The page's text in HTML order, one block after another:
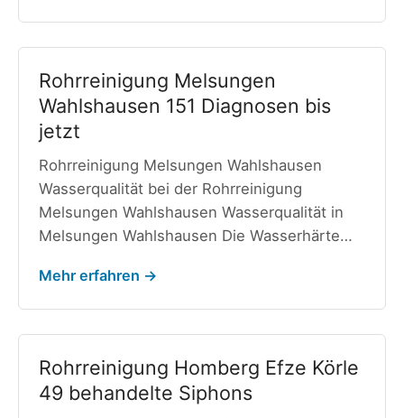
Rohrreinigung Melsungen
Wahlshausen 151 Diagnosen bis
jetzt
Rohrreinigung Melsungen Wahlshausen
Wasserqualität bei der Rohrreinigung
Melsungen Wahlshausen Wasserqualität in
Melsungen Wahlshausen Die Wasserhärte…
Mehr erfahren →
Rohrreinigung Homberg Efze Körle
49 behandelte Siphons